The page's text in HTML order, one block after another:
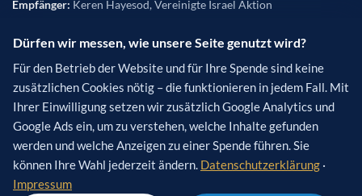
Empfänger: Keren Hayesod, Vereinigte Israel Aktion
IBAN:DE84 5005 0201 0200 5454 50
BIC: HELADEF1822
Verwendungszweck(optional): [Name des Projekts]
Dürfen wir messen, wie unsere Seite genutzt wird?
Für den Betrieb der Website und für Ihre Spende sind keine
zusätzlichen Cookies nötig – die funktionieren in jedem Fall. Mit
Ihrer Einwilligung setzen wir zusätzlich Google Analytics und
Google Ads ein, um zu verstehen, welche Inhalte gefunden
werden und welche Anzeigen zu einer Spende führen. Sie
können Ihre Wahl jederzeit ändern. Datenschutzerklärung ·
Impressum